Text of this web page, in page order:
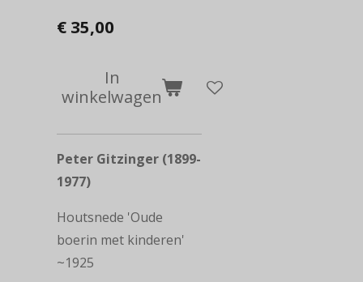
€ 35,00
In
winkelwagen
Peter Gitzinger (1899-
1977)
Houtsnede 'Oude
boerin met kinderen'
~1925